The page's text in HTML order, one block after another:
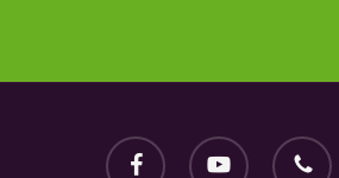
facebook youtube phone